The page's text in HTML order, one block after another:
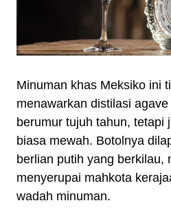
Minuman khas Meksiko ini
menawarkan distilasi
berumur tujuh tahun, tetapi
biasa mewah. Botolnya
berlian putih yang berkilau,
menyerupai mahkota
wadah minuman.